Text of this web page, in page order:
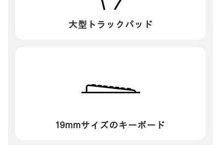
大型トラックパッド
19mmサイズのキーボード